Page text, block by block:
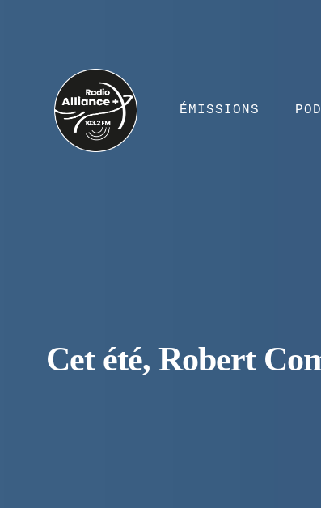
ÉMISSIONS
Cet été, Robert